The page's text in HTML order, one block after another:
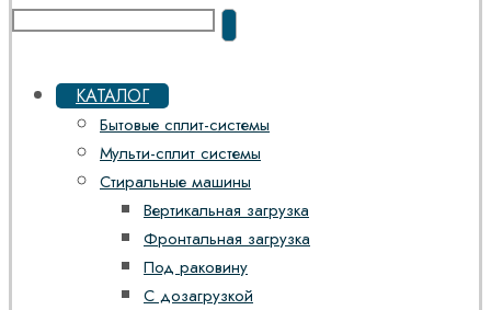
КАТАЛОГ
Бытовые сплит-системы
Мульти-сплит системы
Стиральные машины
Вертикальная загрузка
Фронтальная загрузка
Под раковину
С дозагрузкой